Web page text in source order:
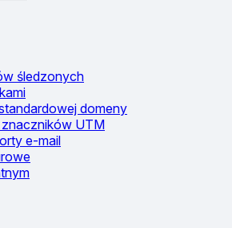
śledzonych
domeny
UTM
e-mail